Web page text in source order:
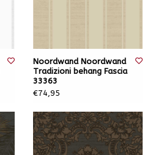
Noordwand Noordwand
Tradizioni behang Fascia
33363
€74,95